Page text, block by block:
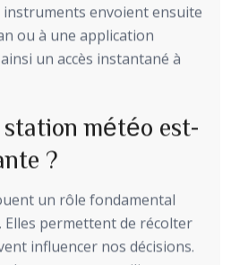
instruments envoient ensuite
ou à une application
un accès instantané à
météo est-
?
un rôle fondamental
permettent de récolter
influencer nos décisions.